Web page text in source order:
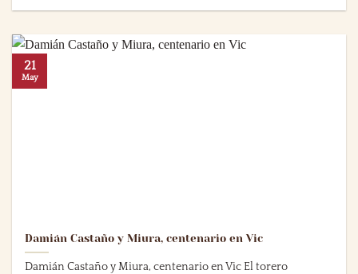
Damián Castaño y Miura, centenario en Vic
Damián Castaño y Miura, centenario en Vic El torero
21
May